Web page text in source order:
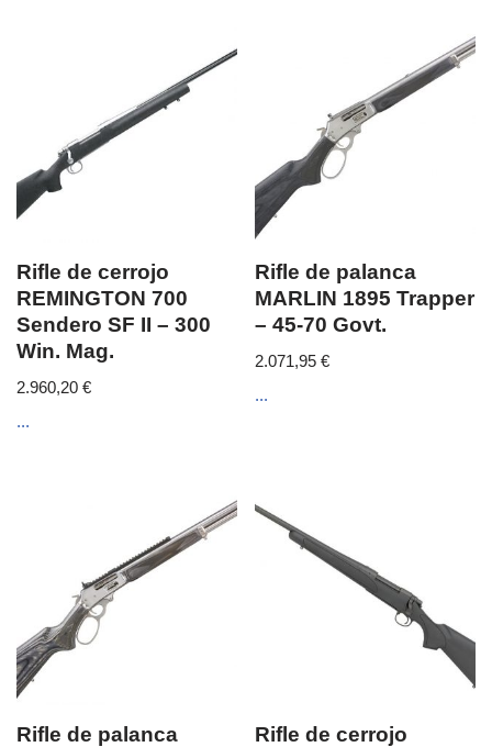
Rifle de cerrojo
REMINGTON 700
Sendero SF II – 300
Win. Mag.
2.960,20 €
...
Rifle de palanca
MARLIN 1895 Trapper
– 45-70 Govt.
2.071,95€
...
Rifle de palanca
Rifle de cerrojo